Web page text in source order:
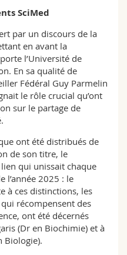
SciMed
par un discours de la
en avant la
l’Université de
En sa qualité de
Fédéral Guy Parmelin
le rôle crucial qu’ont
sur le partage de
ont été distribués de
de son titre, le
qui unissait chaque
l’année 2025 : le
à ces distinctions, les
récompensent des
ont été décernés
(Dr en Biochimie) et à
Biologie).